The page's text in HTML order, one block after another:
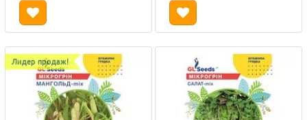
Лидер продаж!